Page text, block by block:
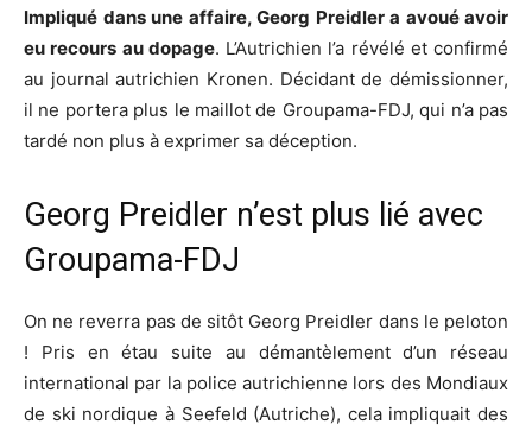
Impliqué dans une affaire, Georg Preidler a avoué avoir
eu recours au dopage. L’Autrichien l’a révélé et confirmé
au journal autrichien Kronen. Décidant de démissionner,
il ne portera plus le maillot de Groupama-FDJ, qui n’a pas
tardé non plus à exprimer sa déception.
Georg Preidler n’est plus lié avec
Groupama-FDJ
On ne reverra pas de sitôt Georg Preidler dans le peloton
! Pris en étau suite au démantèlement d’un réseau
international par la police autrichienne lors des Mondiaux
de ski nordique à Seefeld (Autriche), cela impliquait des